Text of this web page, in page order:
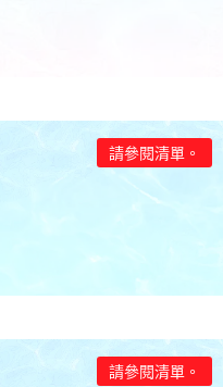
請參閱清單。
請參閱清單。